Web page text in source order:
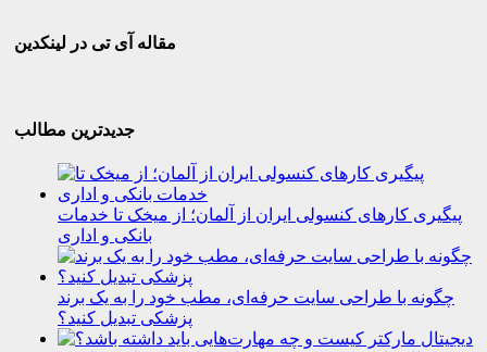
مقاله آی تی در لینکدین
جدیدترین مطالب
پیگیری کارهای کنسولی ایران از آلمان؛ از میخک تا خدمات
بانکی و اداری
چگونه با طراحی سایت حرفه‌ای، مطب خود را به یک برند
پزشکی تبدیل کنید؟